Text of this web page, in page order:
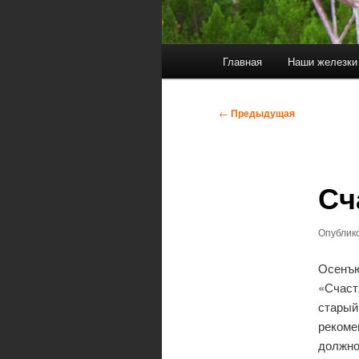
Главная Наши железки
Навигация
← Предыдущая